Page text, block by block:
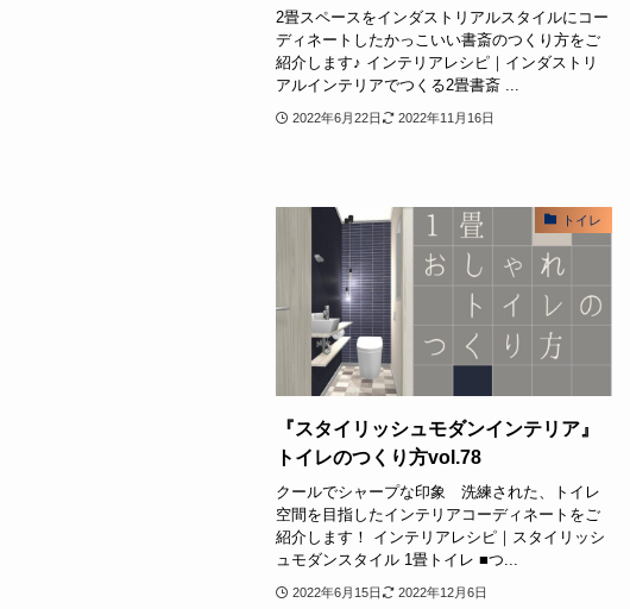
2畳スペースをインダストリアルスタイルにコー
ディネートしたかっこいい書斎のつくり方をご
紹介します♪ インテリアレシピ｜インダストリ
アルインテリアでつくる2畳書斎 ...
2022年6月22日 2022年11月16日
トイレ
『スタイリッシュモダンインテリア』
トイレのつくり方vol.78
クールでシャープな印象 洗練された、トイレ
空間を目指したインテリアコーディネートをご
紹介します！ インテリアレシピ｜スタイリッシ
ュモダンスタイル 1畳トイレ ■つ...
2022年6月15日 2022年12月6日